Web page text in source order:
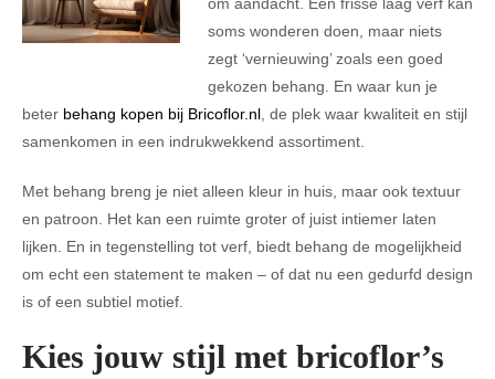
soms wonderen doen, maar niets
zegt ‘vernieuwing’ zoals een goed
gekozen behang. En waar kun je
beter behang kopen bij Bricoflor.nl , de plek waar kwaliteit en stijl
samenkomen in een indrukwekkend assortiment.
Met behang breng je niet alleen kleur in huis, maar ook textuur
en patroon. Het kan een ruimte groter of juist intiemer laten
lijken. En in tegenstelling tot verf, biedt behang de mogelijkheid
om echt een statement te maken – of dat nu een gedurfd design
is of een subtiel motief.
Kies jouw stijl met bricoflor’s